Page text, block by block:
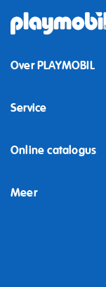
Over PLAYMOBIL
Service
Online catalogus
Meer